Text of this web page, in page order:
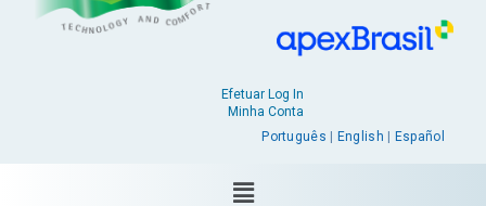
Efetuar Log In
Minha Conta
Português | English | Español